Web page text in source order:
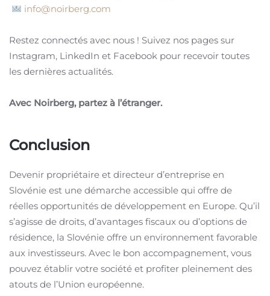
info@noirberg.com
Restez connectés avec nous ! Suivez nos pages sur
Instagram, LinkedIn et Facebook pour recevoir toutes
les dernières actualités.
Avec Noirberg, partez à l’étranger.
Conclusion
Devenir propriétaire et directeur d’entreprise en
Slovénie est une démarche accessible qui offre de
réelles opportunités de développement en Europe. Qu’il
s’agisse de droits, d’avantages fiscaux ou d’options de
résidence, la Slovénie offre un environnement favorable
aux investisseurs. Avec le bon accompagnement, vous
pouvez établir votre société et profiter pleinement des
atouts de l’Union européenne.